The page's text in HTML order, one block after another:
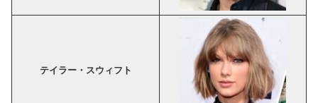
テイラー・スウィフト